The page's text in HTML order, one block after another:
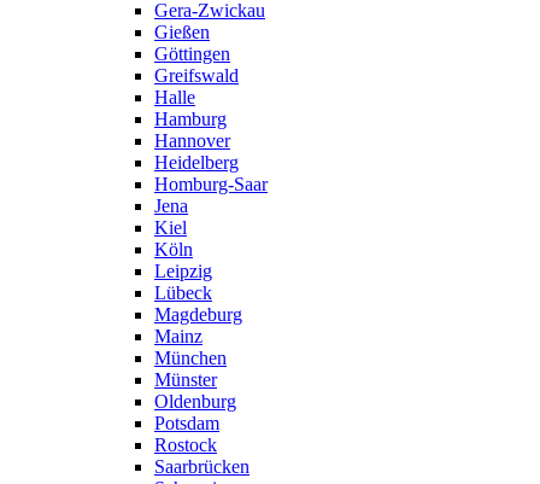
Gera-Zwickau
Gießen
Göttingen
Greifswald
Halle
Hamburg
Hannover
Heidelberg
Homburg-Saar
Jena
Kiel
Köln
Leipzig
Lübeck
Magdeburg
Mainz
München
Münster
Oldenburg
Potsdam
Rostock
Saarbrücken